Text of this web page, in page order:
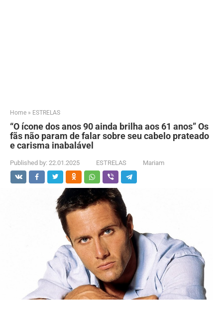
Home » ESTRELAS
“O ícone dos anos 90 ainda brilha aos 61 anos” Os
fãs não param de falar sobre seu cabelo prateado
e carisma inabalável
Published by: 22.01.2025 ESTRELAS Mariam